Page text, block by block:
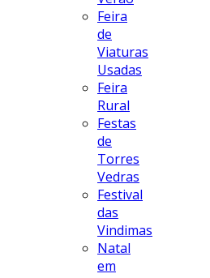
Feira
de
Viaturas
Usadas
Feira
Rural
Festas
de
Torres
Vedras
Festival
das
Vindimas
Natal
em